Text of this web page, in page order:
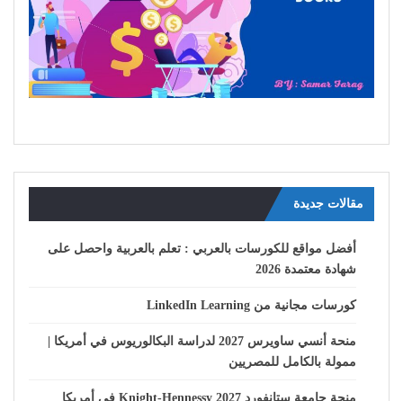
مقالات جديدة
أفضل مواقع للكورسات بالعربي : تعلم بالعربية واحصل على
شهادة معتمدة 2026
كورسات مجانية من LinkedIn Learning
منحة أنسي ساويرس 2027 لدراسة البكالوريوس في أمريكا |
ممولة بالكامل للمصريين
منحة جامعة ستانفورد Knight-Hennessy 2027 في أمريكا